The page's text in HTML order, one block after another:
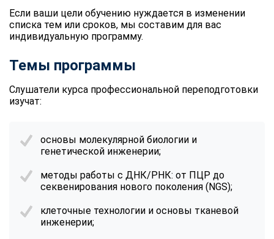
Если ваши цели обучению нуждается в изменении
списка тем или сроков, мы составим для вас
индивидуальную программу.
Темы программы
Слушатели курса профессиональной переподготовки
изучат:
основы молекулярной биологии и
генетической инженерии;
методы работы с ДНК/РНК: от ПЦР до
секвенирования нового поколения (NGS);
клеточные технологии и основы тканевой
инженерии;